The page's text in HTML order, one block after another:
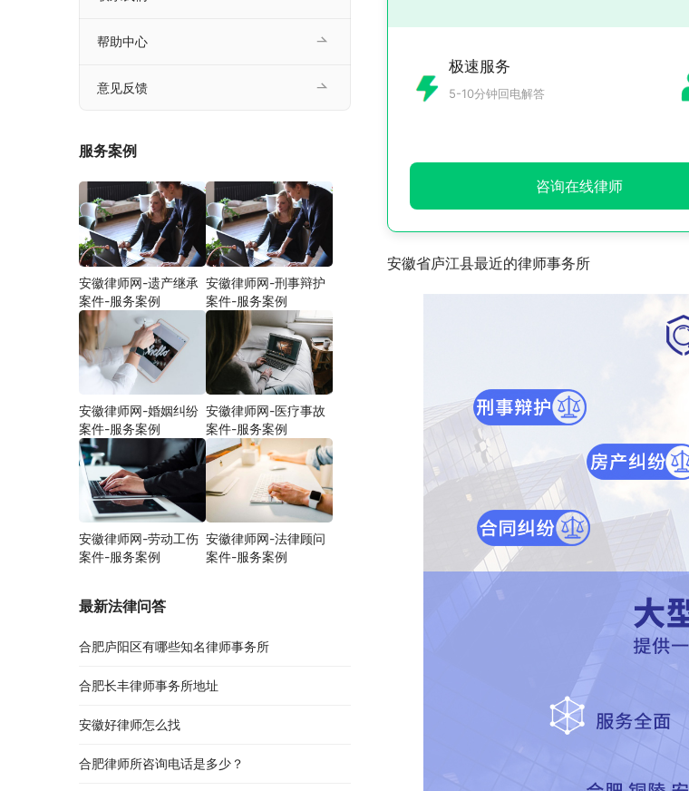
极速服务
5-10分钟回电解答
咨询在线律师
安徽省庐江县最近的律师事务所
帮助中心
意见反馈
服务案例
安徽律师网-遗产继承
案件-服务案例
安徽律师网-刑事辩护
案件-服务案例
安徽律师网-婚姻纠纷
案件-服务案例
安徽律师网-医疗事故
案件-服务案例
安徽律师网-劳动工伤
案件-服务案例
安徽律师网-法律顾问
案件-服务案例
最新法律问答
合肥庐阳区有哪些知名律师事务所
合肥长丰律师事务所地址
安徽好律师怎么找
合肥律师所咨询电话是多少？